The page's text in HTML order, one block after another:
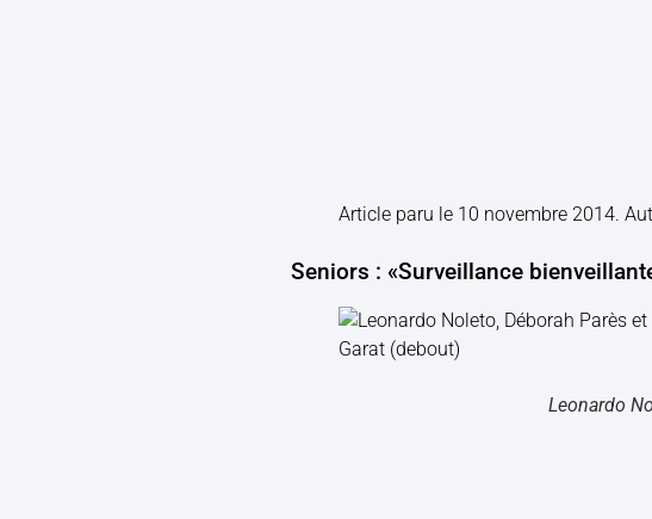
Article paru le 10 novembre 2014.
Seniors : «Surveillance
Leonardo